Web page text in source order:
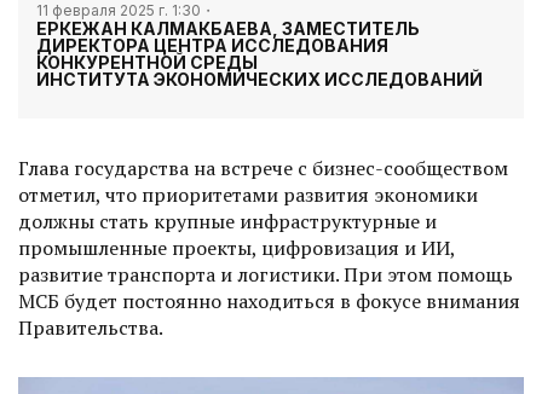
11 февраля 2025 г. 1:30
ЕРКЕЖАН КАЛМАКБАЕВА, ЗАМЕСТИТЕЛЬ
ДИРЕКТОРА ЦЕНТРА ИССЛЕДОВАНИЯ
КОНКУРЕНТНОЙ СРЕДЫ
ИНСТИТУТА ЭКОНОМИЧЕСКИХ ИССЛЕДОВАНИЙ
Глава государства на встрече с бизнес-сообществом
отметил, что приоритетами развития экономики
должны стать крупные инфраструктурные и
промышленные проекты, цифровизация и ИИ,
развитие транспорта и логистики. При этом помощь
МСБ будет постоянно находиться в фокусе внимания
Правительства.